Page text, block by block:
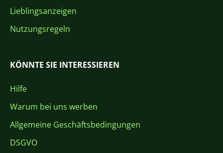
Lieblingsanzeigen
Nutzungsregeln
KÖNNTE SIE INTERESSIEREN
Hilfe
Warum bei uns werben
Allgemeine Geschäftsbedingungen
DSGVO